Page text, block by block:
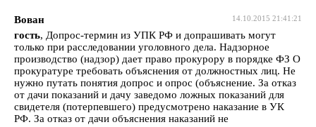
14.10.2015 21:41:21
Вован
гость, Допрос-термин из УПК РФ и допрашивать могут
только при расследовании уголовного дела. Надзорное
производство (надзор) дает право прокурору в порядке ФЗ О
прокуратуре требовать объяснения от должностных лиц. Не
нужно путать понятия допрос и опрос (объяснение. За отказ
от дачи показаний и дачу заведомо ложных показаний для
свидетеля (потерпевшего) предусмотрено наказание в УК
РФ. За отказ от дачи объяснения наказаний не